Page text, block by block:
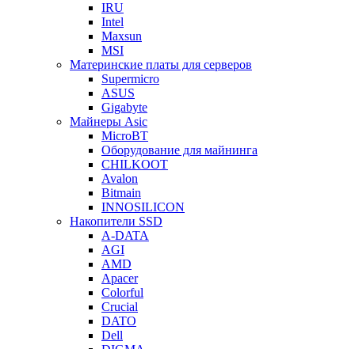
IRU
Intel
Maxsun
MSI
Материнские платы для серверов
Supermicro
ASUS
Gigabyte
Майнеры Asic
MicroBT
Оборудование для майнинга
CHILKOOT
Avalon
Bitmain
INNOSILICON
Накопители SSD
A-DATA
AGI
AMD
Apacer
Colorful
Crucial
DATO
Dell